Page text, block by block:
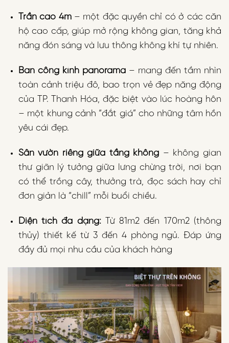
Trần cao 4m– một đặc quyền chỉ có ở các căn
hộ cao cấp, giúp mở rộng không gian, tăng khả
năng đón sáng và lưu thông không khí tự nhiên.
Ban công kính panorama– mang đến tầm nhìn
toàn cảnh triệu đô, bao trọn vẻ đẹp năng động
của TP. Thanh Hóa, đặc biệt vào lúc hoàng hôn
– một khung cảnh “đắt giá” cho những tâm hồn
yêu cái đẹp.
Sân vườn riêng giữa tầng không – không gian
thư giãn lý tưởng giữa lưng chừng trời, nơi bạn
có thể trồng cây, thưởng trà, đọc sách hay chỉ
đơn giản là “chill” mỗi buổi chiều.
Diện tích đa dạng:Từ 81m2 đến 170m2 (thông
thủy) thiết kế từ 3 đến 4 phòng ngủ. Đáp ứng
đầy đủ mọi nhu cầu của khách hàng